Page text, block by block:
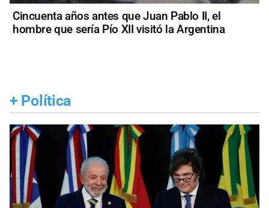
Cincuenta años antes que Juan Pablo II, el
hombre que sería Pío XII visitó la Argentina
+ Política